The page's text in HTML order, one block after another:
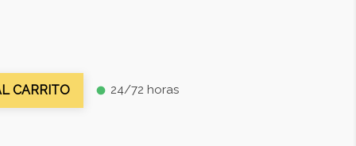
CARRITO fiber_manual_record 24/72 horas